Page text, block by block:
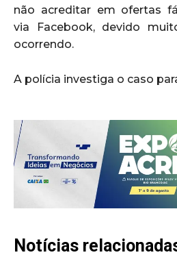
não acreditar em ofertas
via Facebook, devido
ocorrendo.
A polícia investiga o caso
Notícias